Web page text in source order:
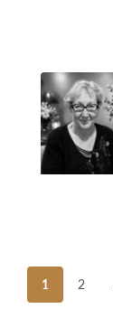
Posts
pagination
1 2